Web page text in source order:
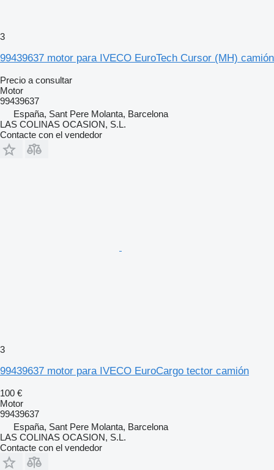
3
99439637 motor para IVECO EuroTech Cursor (MH) camión
Precio a consultar
Motor
99439637
España, Sant Pere Molanta, Barcelona
LAS COLINAS OCASION, S.L.
Contacte con el vendedor
3
99439637 motor para IVECO EuroCargo tector camión
100 €
Motor
99439637
España, Sant Pere Molanta, Barcelona
LAS COLINAS OCASION, S.L.
Contacte con el vendedor